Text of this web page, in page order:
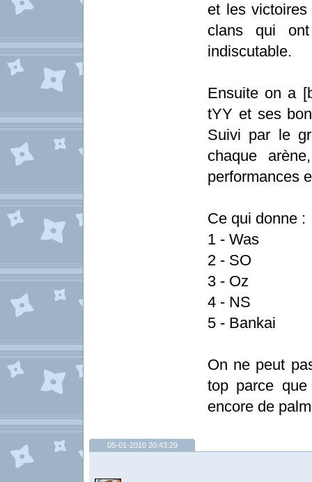
et les
clans qui
indiscutable.
Ensuite on a
tYY et ses
Suivi par le
chaque
performances
Ce qui donne :
1 - Was
2 - SO
3 - Oz
4 - NS
5 - Bankai
On ne peut
top parce
encore de
05-01-2010 20:43:29